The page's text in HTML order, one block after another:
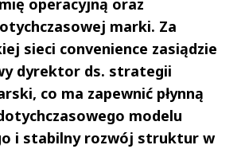
operacyjną oraz
marki. Za
sieci convenience zasiądzie
dyrektor ds. strategii
co ma zapewnić płynną
modelu
i stabilny rozwój struktur w